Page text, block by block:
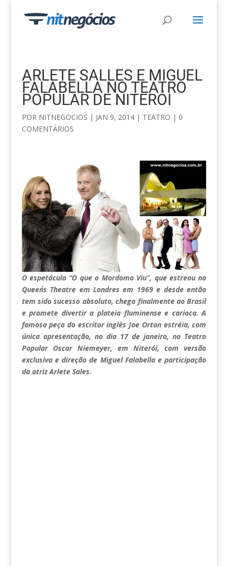
ARLETE SALLES E MIGUEL
FALABELLA NO TEATRO
POPULAR DE NITERÓI
POR NITNEGOCIOS | JAN 9, 2014| TEATRO | 0
COMENTÁRIOS
O espetáculo “O que o Mordomo Viu”, que estreou no
Queen´s Theatre em Londres em 1969 e desde então
tem sido sucesso absoluto, chega finalmente ao Brasil
e promete divertir a plateia fluminense e carioca. A
famosa peça do escritor inglês Joe Orton estréia, com
única apresentação, no dia 17 de janeiro, no Teatro
Popular Oscar Niemeyer, em Niterói, com versão
exclusiva e direção de Miguel Falabella e participação
da atriz Arlete Sales.